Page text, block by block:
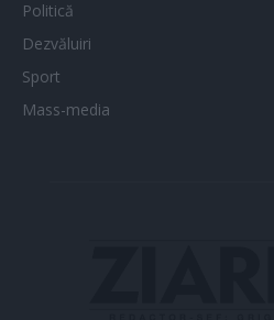
Politică
Dezvăluiri
Sport
Mass-media